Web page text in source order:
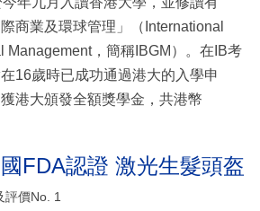
商業及環球管理」（International
Management，簡稱IBGM）。在IB考
16歲時已成功通過港大的入學申
港大頒發全額獎學金，共港幣
FDA認證 激光生髮頭盔
評價No. 1